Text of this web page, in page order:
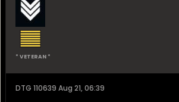
* VETERAN *
DTG 110639 Aug 21, 06:39